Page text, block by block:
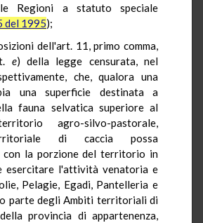
Regioni a statuto speciale
del 1995);
dell'art. 11, primo comma,
e) della legge censurata, nel
che, qualora una
una superficie destinata a
fauna selvatica superiore al
agro-silvo-pastorale,
di caccia possa
con la porzione del territorio in
esercitare l'attività venatoria e
Pelagie, Egadi, Pantelleria e
parte degli Ambiti territoriali di
provincia di appartenenza,